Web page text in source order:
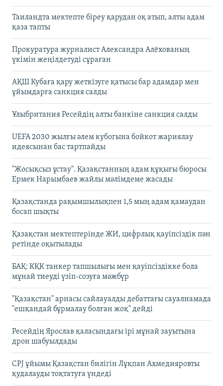
Таиландта мектепте біреу қарудан оқ атып, алты адам
қаза тапты
Прокуратура журналист Александра Алёхованың
үкімін жеңілдетуді сұраған
АҚШ Кубаға қару жеткізуге қатысы бар адамдар мен
ұйымдарға санкция салды
Ұлыбритания Ресейдің алты банкіне санкция салды
UEFA 2030 жылғы әлем кубогына бойкот жариялау
идеясынан бас тартпайды
"Жосықсыз ұстау". Қазақстанның адам құқығы бюросы
Ермек Нарымбаев жайлы мәлімдеме жасады
Қазақстанда рақымшылықпен 1,5 мың адам қамаудан
босап шықты
Қазақстан мектептерінде ЖИ, цифрлық қауіпсіздік пән
ретінде оқытылады
БАҚ: КҚК танкер тапшылығы мен қауіпсіздікке бола
мұнай тиеуді үзіп-созуға мәжбүр
"Қазақстан" арнасы сайлауалды дебаттағы сауалнамада
"ешқандай бұрмалау болған жоқ" дейді
Ресейдің Ярослав қаласындағы ірі мұнай зауытына
дрон шабуылдады
CPJ ұйымы Қазақстан билігін Лұқпан Ахмедияровты
қудалауды тоқтатуға үндеді